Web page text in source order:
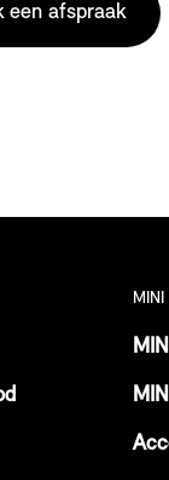
een afspraak